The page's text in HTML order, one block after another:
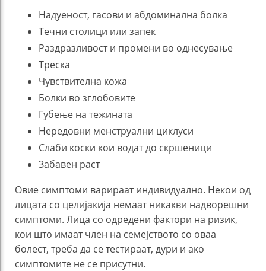
Надуеност, гасови и абдоминална болка
Течни столици или запек
Раздразливост и промени во однесување
Треска
Чувствителна кожа
Болки во зглобовите
Губење на тежината
Нередовни менструални циклуси
Слаби коски кои водат до скршеници
Забавен раст
Овие симптоми варираат индивидуално. Некои од
лицата со целијакија немаат никакви надворешни
симптоми. Лица со одредени фактори на ризик,
кои што имаат член на семејството со оваа
болест, треба да се тестираат, дури и ако
симптомите не се присутни.